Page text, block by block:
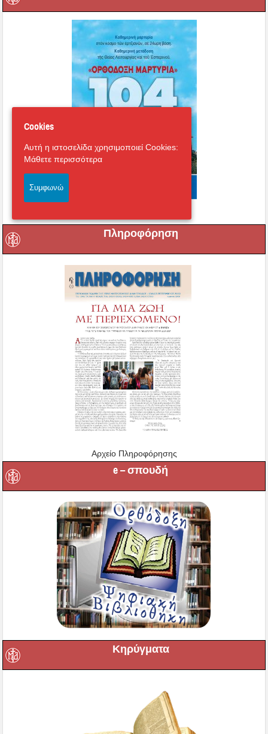
Πληροφόρηση
Αρχείο Πληροφόρησης
e – σπουδή
Κηρύγματα
Cookies
Αυτή η ιστοσελίδα χρησιμοποιεί Cookies:
Μάθετε περισσότερα
Συμφωνώ